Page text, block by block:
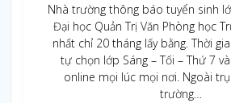
Nhà trường thông báo tuyển sinh
Đại học Quản Trị Văn Phòng học
nhất chỉ 20 tháng lấy bằng. Thời
tự chọn lớp Sáng – Tối – Thứ 7
online mọi lúc mọi nơi. Ngoài
trường…